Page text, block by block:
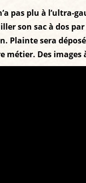
pas plu à
son sac à dos
Plainte sera
métier. Des images